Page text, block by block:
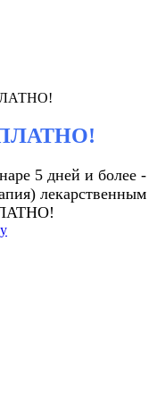
5 дней и более -
лекарственным